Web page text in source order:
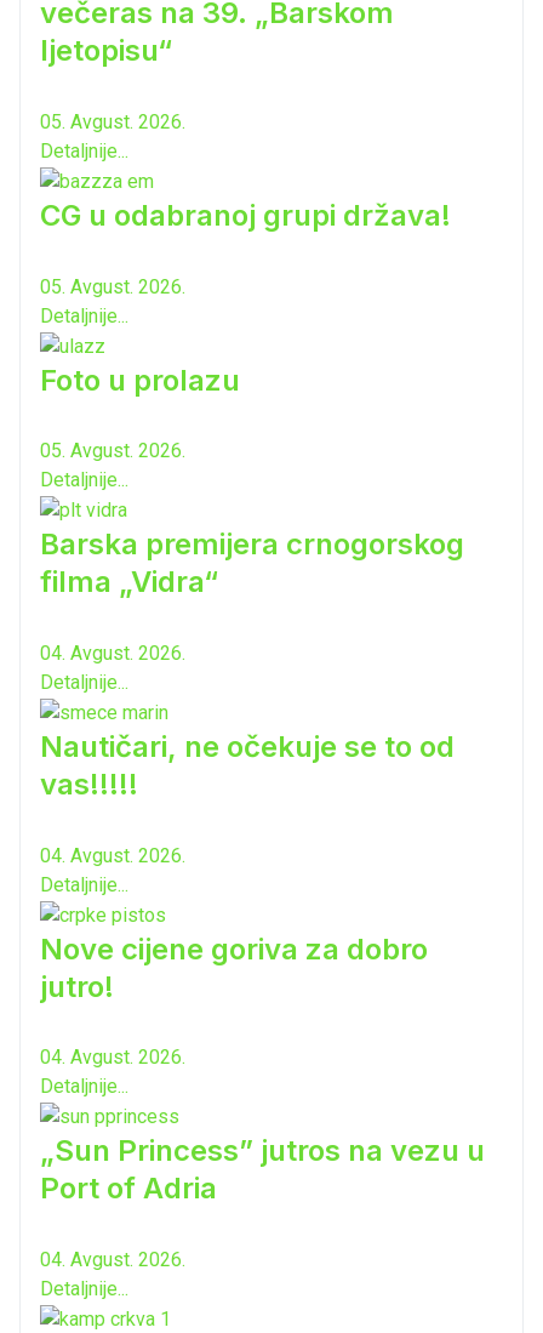
večeras na 39. „Barskom
ljetopisu“
05. Avgust. 2026.
Detaljnije...
CG u odabranoj grupi država!
05. Avgust. 2026.
Detaljnije...
Foto u prolazu
05. Avgust. 2026.
Detaljnije...
Barska premijera crnogorskog
filma „Vidra“
04. Avgust. 2026.
Detaljnije...
Nautičari, ne očekuje se to od
vas!!!!!
04. Avgust. 2026.
Detaljnije...
Nove cijene goriva za dobro
jutro!
04. Avgust. 2026.
Detaljnije...
„Sun Princess” jutros na vezu u
Port of Adria
04. Avgust. 2026.
Detaljnije...